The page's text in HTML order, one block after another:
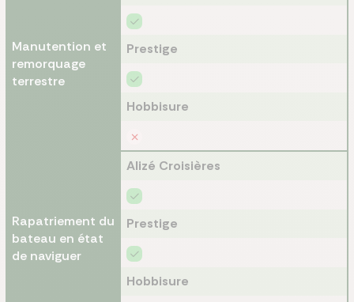
Manutention et
remorquage
terrestre
Prestige
Hobbisure
Rapatriement du
bateau en état
de naviguer
Alizé Croisières
Prestige
Hobbisure